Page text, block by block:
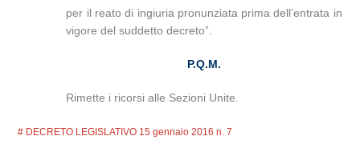
per il reato di ingiuria pronunziata prima dell’entrata in
vigore del suddetto decreto”.
P.Q.M.
Rimette i ricorsi alle Sezioni Unite.
DECRETO LEGISLATIVO 15 gennaio 2016 n. 7